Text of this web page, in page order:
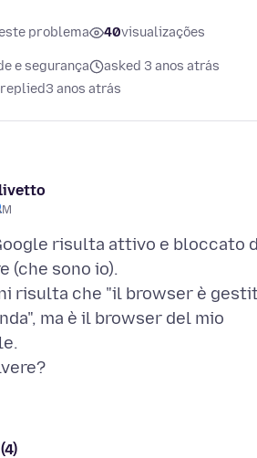
problema 40visualizações
e segurança
asked 3 anos atrás
replied3 anos atrás
risulta attivo e bloccato
(che sono io).
risulta che "il browser è
ma è il browser del mio